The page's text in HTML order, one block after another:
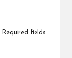
Required fields